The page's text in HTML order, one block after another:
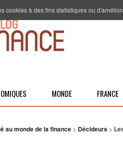
MONDE FRANCE
au monde de la finance > Décideurs >
cookies à des fins statistiques ou